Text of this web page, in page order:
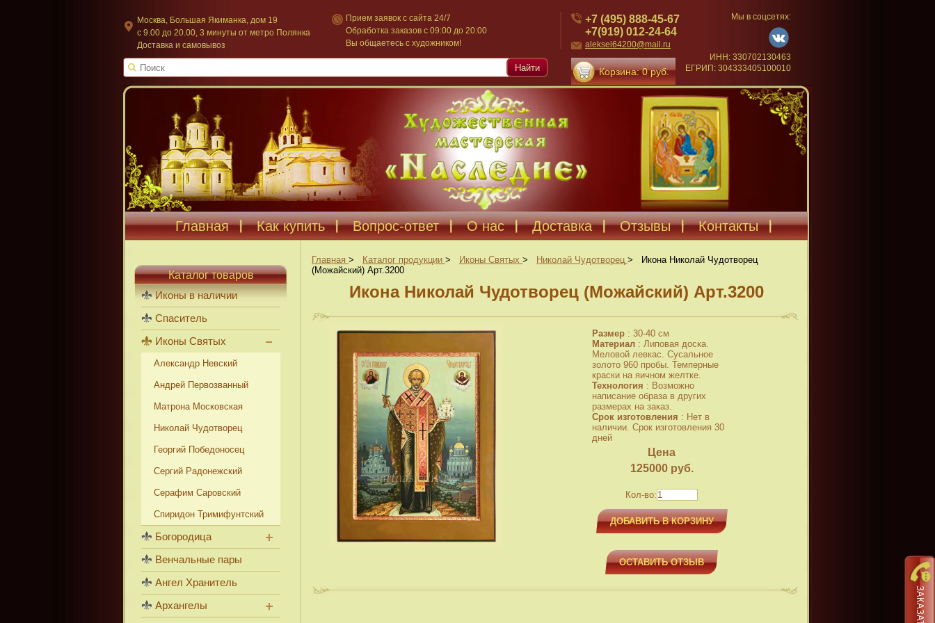
Москва, Большая Якиманка, дом 19
c 9.00 до 20.00, 3 минуты от метро Полянка
Доставка и самовывоз
Прием заявок с сайта 24/7
Обработка заказов с 09:00 до 20:00
Вы общаетесь с художником!
+7 (495) 888-45-67
+7(919) 012-24-64
aleksei64200@mail.ru
Корзина: 0 руб.
Мы в соцсетях:
ИНН: 330702130463
ЕГРИП: 304333405100010
Найти
Главная Как купить Вопрос-ответ О нас Доставка Отзывы Контакты
Главная > Каталог продукции > Иконы Святых > Николай Чудотворец >
Икона Николай Чудотворец
(Можайский) Арт.3200
Икона Николай Чудотворец (Можайский) Арт.3200
Размер : 30-40 см
Материал : Липовая доска.
Меловой левкас. Сусальное
золото 960 пробы. Темперные
краски на яичном желтке.
Технология : Возможно
написание образа в других
размерах на заказ.
Срок изготовления : Нет в
наличии. Срок изготовления 30
дней
Цена
125000руб.
Кол-во:
ДОБАВИТЬ В КОРЗИНУ
ОСТАВИТЬ ОТЗЫВ
Каталог товаров
Иконы в наличии
Спаситель
Иконы Святых
Александр Невский
Андрей Первозванный
Матрона Московская
Николай Чудотворец
Георгий Победоносец
Сергий Радонежский
Серафим Саровский
Спиридон Тримифунтский
Богородица
Венчальные пары
Ангел Хранитель
Архангелы